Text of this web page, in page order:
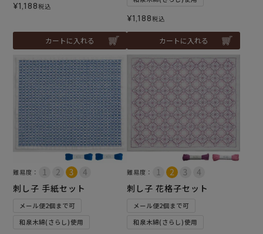
¥1,188税込
カートに入れる
¥1,188税込
カートに入れる
難易度：
刺し子 手紙セット
メール便2個まで可
和泉木綿(さらし)使用
難易度：
刺し子 花格子セット
メール便2個まで可
和泉木綿(さらし)使用